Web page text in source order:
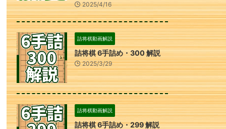
2025/4/16
詰将棋動画解説
詰将棋 6手詰め・300 解説
2025/3/29
詰将棋動画解説
詰将棋 6手詰め・299 解説